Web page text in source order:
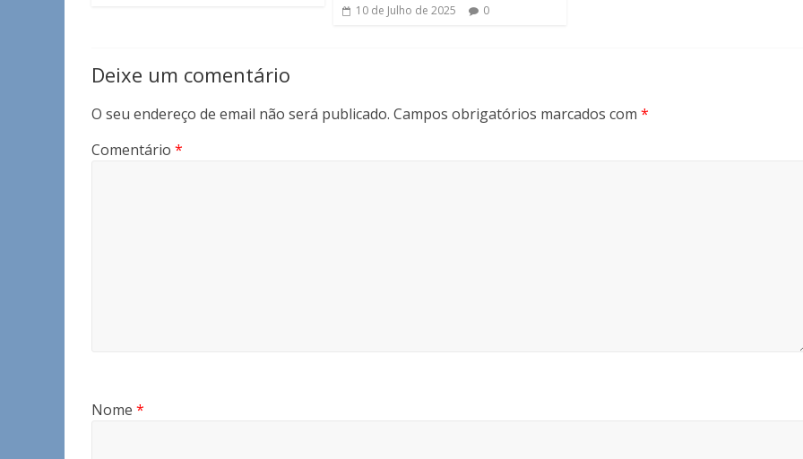
10 de Julho de 2025 0
Deixe um comentário
O seu endereço de email não será publicado. Campos obrigatórios marcados com *
Comentário *
Nome *